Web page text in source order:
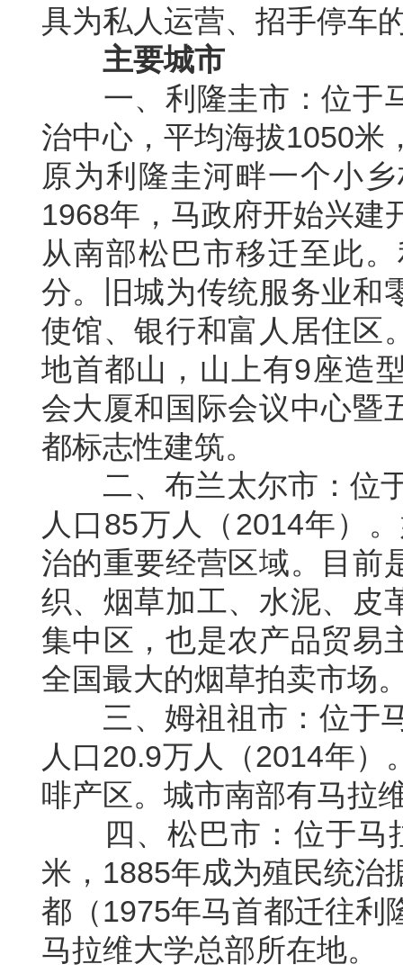
具为私人运营、招手停车
主要城市
一、利隆圭市：位于
治中心，平均海拔1050米
原为利隆圭河畔一个小
1968年，马政府开始兴建
从南部松巴市移迁至此
分。旧城为传统服务业和
使馆、银行和富人居住区
地首都山，山上有9座造
会大厦和国际会议中心暨
都标志性建筑。
二、布兰太尔市：位
人口 85万人（ 2014年）
治的重要经营区域。目前
织、烟草加工、水泥、皮
集中区，也是农产品贸易
全国最大的烟草拍卖市场
三、姆祖祖市：位于
人口20.9万人（2014年）
啡产区。城市南部有马拉
四、松巴市：位于
米， 1885年成为殖民统治
都（1975年马首都迁往利
马拉维大学总部所在地。